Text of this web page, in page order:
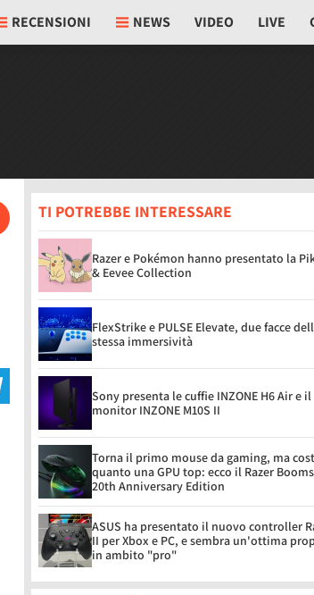
RECENSIONI NEWS VIDEO LIVE
TI POTREBBE INTERESSARE
Razer e Pokémon hanno presentato la
& Eevee Collection
FlexStrike e PULSE Elevate, due facce
stessa immersività
Sony presenta le cuffie INZONE H6 Air e il
monitor INZONE M10S II
Torna il primo mouse da gaming, ma
quanto una GPU top: ecco il Razer
20th Anniversary Edition
ASUS ha presentato il nuovo controller
II per Xbox e PC, e sembra un'ottima
in ambito "pro"